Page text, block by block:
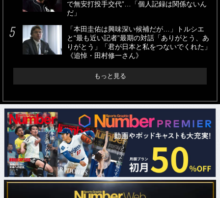
で無安打投手交代”…「個人記録は関係ないん
だ」
「本田圭佑は興味深い候補だが…」トルシエ
と“最も近い記者”最期の対話「ありがとう、あ
りがとう」「君が日本と私をつないでくれた」
《追悼・田村修一さん》
もっと見る